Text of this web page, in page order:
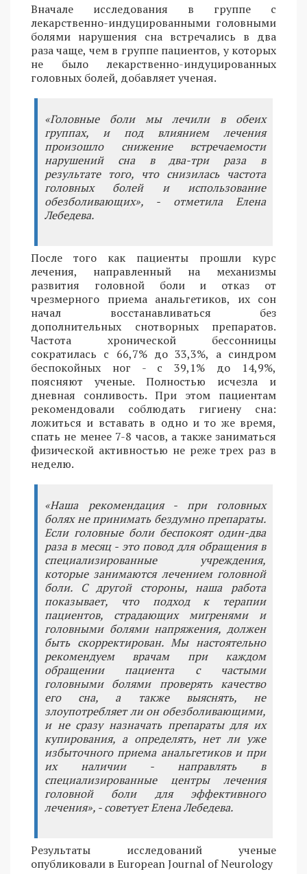
Вначале исследования в группе с
лекарственно-индуцированными головными
болями нарушения сна встречались в два
раза чаще, чем в группе пациентов, у которых
не было лекарственно-индуцированных
головных болей, добавляет ученая.
«Головные боли мы лечили в обеих
группах, и под влиянием лечения
произошло снижение встречаемости
нарушений сна в два-три раза в
результате того, что снизилась частота
головных болей и использование
обезболивающих», - отметила Елена
Лебедева.
После того как пациенты прошли курс
лечения, направленный на механизмы
развития головной боли и отказ от
чрезмерного приема анальгетиков, их сон
начал восстанавливаться без
дополнительных снотворных препаратов.
Частота хронической бессонницы
сократилась с 66,7% до 33,3%, а синдром
беспокойных ног - с 39,1% до 14,9%,
поясняют ученые. Полностью исчезла и
дневная сонливость. При этом пациентам
рекомендовали соблюдать гигиену сна:
ложиться и вставать в одно и то же время,
спать не менее 7-8 часов, а также заниматься
физической активностью не реже трех раз в
неделю.
«Наша рекомендация - при головных
болях не принимать бездумно препараты.
Если головные боли беспокоят один-два
раза в месяц - это повод для обращения в
специализированные учреждения,
которые занимаются лечением головной
боли. С другой стороны, наша работа
показывает, что подход к терапии
пациентов, страдающих мигренями и
головными болями напряжения, должен
быть скорректирован. Мы настоятельно
рекомендуем врачам при каждом
обращении пациента с частыми
головными болями проверять качество
его сна, а также выяснять, не
злоупотребляет ли он обезболивающими,
и не сразу назначать препараты для их
купирования, а определять, нет ли уже
избыточного приема анальгетиков и при
их наличии - направлять в
специализированные центры лечения
головной боли для эффективного
лечения», - советует Елена Лебедева.
Результаты исследований ученые
опубликовали в European Journal of Neurology